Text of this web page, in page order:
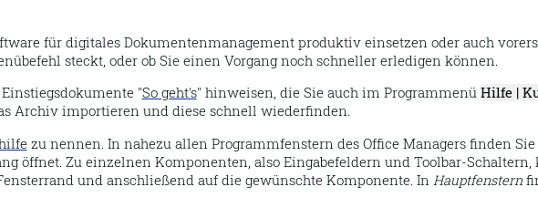
für digitales Dokumentenmanagement produktiv einsetzen oder auch
steckt, oder ob Sie einen Vorgang noch schneller erledigen können.
"So geht's" hinweisen, die Sie auch im Programmenü Hilfe |
Archivimportieren und diese schnell wiederfinden.
zu nennen. In nahezu allen Programmfenstern des Office Managers finden
öffnet. Zu einzelnen Komponenten, also Eingabefeldern und Toolbar-
und anschließend auf die gewünschte Komponente. In Hauptfenstern